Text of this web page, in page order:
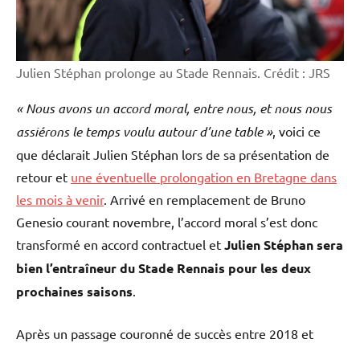
Julien Stéphan prolonge au Stade Rennais. Crédit : JRS
« Nous avons un accord moral, entre nous, et nous nous
assiérons le temps voulu autour d’une table », voici ce
que déclarait Julien Stéphan lors de sa présentation de
retour et une éventuelle prolongation en Bretagne dans
les mois à venir. Arrivé en remplacement de Bruno
Genesio courant novembre, l’accord moral s’est donc
transformé en accord contractuel et Julien Stéphan sera
bien l’entraîneur du Stade Rennais pour les deux
prochaines saisons.
Après un passage couronné de succès entre 2018 et